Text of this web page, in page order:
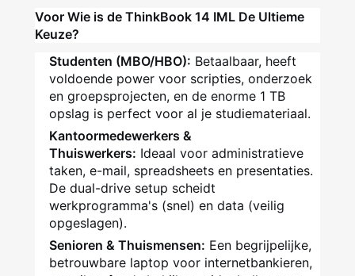
Voor Wie is de ThinkBook 14 IML De Ultieme
Keuze?
Studenten (MBO/HBO): Betaalbaar, heeft
voldoende power voor scripties, onderzoek
en groepsprojecten, en de enorme 1 TB
opslag is perfect voor al je studiemateriaal.
Kantoormedewerkers &
Thuiswerkers: Ideaal voor administratieve
taken, e-mail, spreadsheets en presentaties.
De dual-drive setup scheidt
werkprogramma's (snel) en data (veilig
opgeslagen).
Senioren & Thuismensen: Een begrijpelijke,
betrouwbare laptop voor internetbankieren,